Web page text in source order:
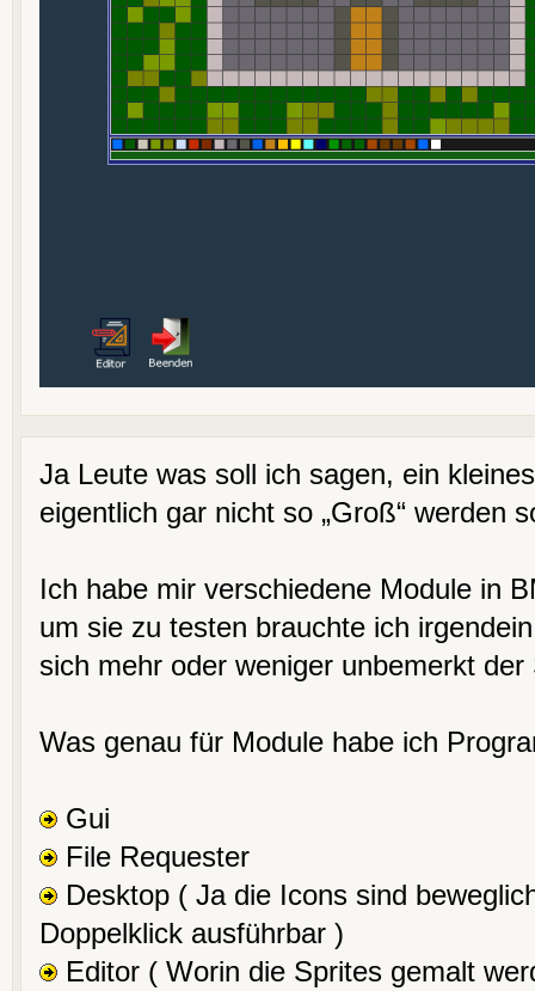
Ja Leute was soll ich sagen, ein
eigentlich gar nicht so „Groß“ werden
Ich habe mir verschiedene Module in
um sie zu testen brauchte ich
sich mehr oder weniger unbemerkt der
Was genau für Module habe ich
Gui
File Requester
Desktop ( Ja die Icons sind
Doppelklick ausführbar )
Editor ( Worin die Sprites gemalt